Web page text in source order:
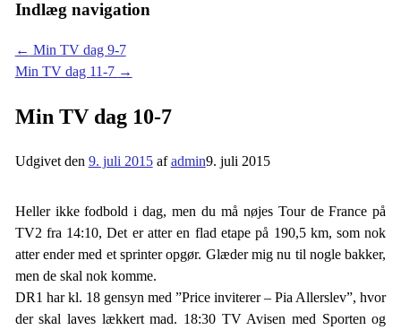
Indlæg navigation
← Min TV dag 9-7
Min TV dag 11-7 →
Min TV dag 10-7
Udgivet den 9. juli 2015 afadmin9. juli 2015
Heller ikke fodbold i dag, men du må nøjes Tour de France på
TV2 fra 14:10, Det er atter en flad etape på 190,5 km, som nok
atter ender med et sprinter opgør. Glæder mig nu til nogle bakker,
men de skal nok komme.
DR1 har kl. 18 gensyn med ”Price inviterer – Pia Allerslev”, hvor
der skal laves lækkert mad. 18:30 TV Avisen med Sporten og